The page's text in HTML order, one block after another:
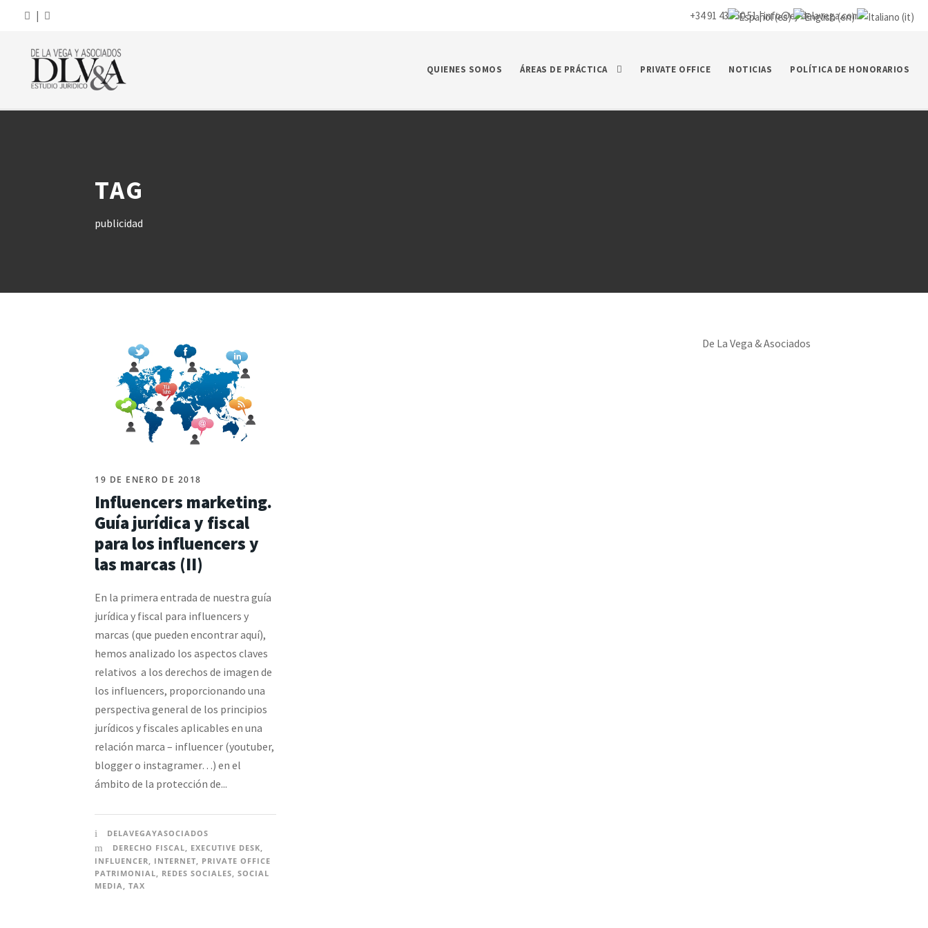
| +34 91 435 50 51 |info@ej-delavega.com
QUIENES SOMOS ÁREAS DE PRÁCTICA PRIVATE OFFICE NOTICIAS POLÍTICA DE HONORARIOS
TAG
publicidad
19 DE ENERO DE 2018
Influencers marketing.
Guía jurídica y fiscal
para los influencers y
las marcas (II)
En la primera entrada de nuestra guía
jurídica y fiscal para influencers y
marcas (que pueden encontrar aquí),
hemos analizado los aspectos claves
relativos a los derechos de imagen de
los influencers, proporcionando una
perspectiva general de los principios
jurídicos y fiscales aplicables en una
relación marca – influencer (youtuber,
blogger o instagramer…) en el
ámbito de la protección de...
DELAVEGAYASOCIADOS
DERECHO FISCAL, EXECUTIVE DESK,
INFLUENCER, INTERNET, PRIVATE OFFICE
PATRIMONIAL, REDES SOCIALES, SOCIAL
MEDIA, TAX
De La Vega & Asociados